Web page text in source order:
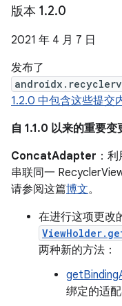
版本 1.2.0
2021 年 4 月 7 日
发布了
1.2.0 中包含这些提交
自 1.1.0 以来的重要变
ConcatAdapter ：
串联同一
请参阅这篇博文。
在进行这项更改
两种新的方法：
绑定的适配